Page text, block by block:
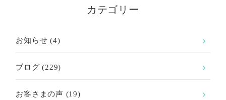
カテゴリー
お知らせ (4)
ブログ (229)
お客さまの声 (19)